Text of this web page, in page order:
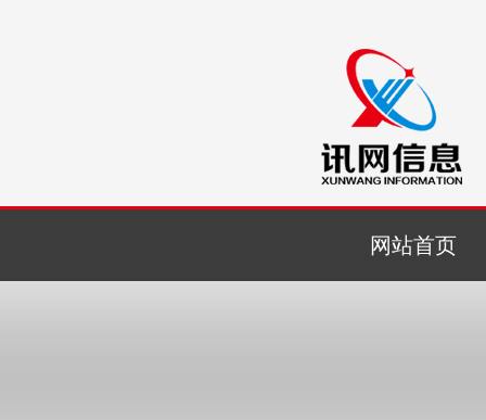
网站首页